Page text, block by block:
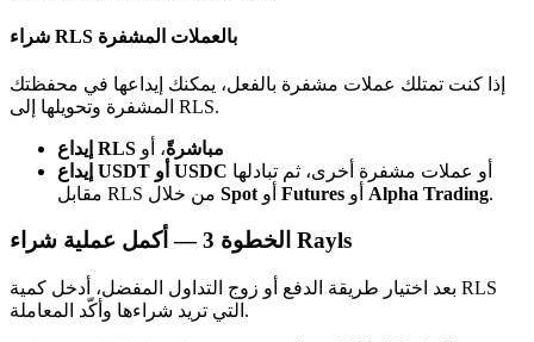
شراء RLS بالعملات المشفرة
إذا كنت تمتلك عملات مشفرة بالفعل، يمكنك إيداعها في محفظتك
المشفرة وتحويلها إلى RLS.
إيداع RLS مباشرةً، أو
إيداع USDT أو USDC
Spot Futures Alpha Trading.
الخطوة أكمل عملية شراء Rayls
بعد اختيار طريقة الدفع أو زوج التداول المفضل، أدخل كمية RLS
التي تريد شراءها وأكّد المعاملة.